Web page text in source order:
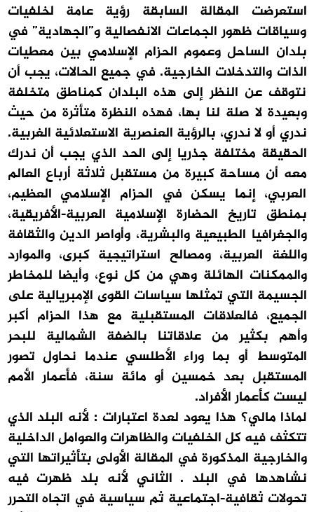
استعرضت المقالة السابقة رؤية عامة لخلفيات
وسياقات ظهور الجماعات الانفصالية و”الجهادية” في
بلدان الساحل وعموم الحزام الإسلامي بين معطيات
الذات والتدخلات الخارجية. في جميع الحالات، يجب أن
نتوقف عن النظر إلى هذه البلدان كمناطق متخلفة
وبعيدة لا صلة لنا بها، فهذه النظرة متأثرة من حيث
ندري أو لا ندري، بالرؤية العنصرية الاستعلائية الغربية.
الحقيقة مختلفة جذريا إلى الحد الذي يجب أن ندرك
معه أن مساحة كبيرة من مستقبل ثلاثة أرباع العالم
العربي، إنما يسكن في الحزام الإسلامي العظيم،
بمنطق تاريخ الحضارة الإسلامية العربية-الأفريقية،
والجغرافيا الطبيعية والبشرية، وأواصر الدين والثقافة
واللغة العربية، ومصالح استراتيجية كبرى، والموارد
والممكنات الهائلة وهي من كل نوع، وأيضا للمخاطر
الجسيمة التي تمثلها سياسات القوى الإمبريالية على
الجميع، فالعلاقات المستقبلية مع هذا الحزام أكبر
وأهم بكثير من علاقاتنا بالضفة الشمالية للبحر
المتوسط أو بما وراء الأطلسي عندما نحاول تصور
المستقبل بعد خمسين أو مائة سنة، فأعمار الأمم
ليست كأعمار الأفراد.
لماذا مالي؟ هذا يعود لعدة اعتبارات : لأنه البلد الذي
تتكثف فيه كل الخلفيات والظاهرات والعوامل الداخلية
والخارجية المذكورة في المقالة الأولى بتأثيراتها التي
نشاهدها في البلد . الثاني لأنه بلد ظهرت فيه
تحولات ثقافية-اجتماعية ثم سياسية في اتجاه التحرر